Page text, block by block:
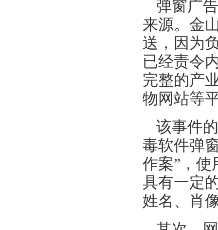
弹窗广
来源。金
送，因为
已经责令
完整的产
物网站等
该事件
毒软件弹
作案”，使
具有一定
姓名、肖